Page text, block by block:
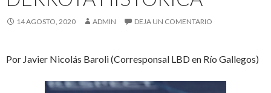
14 AGOSTO, 2020 ADMIN DEJA UN COMENTARIO
Por Javier Nicolás Baroli (Corresponsal LBD en Río Gallegos)